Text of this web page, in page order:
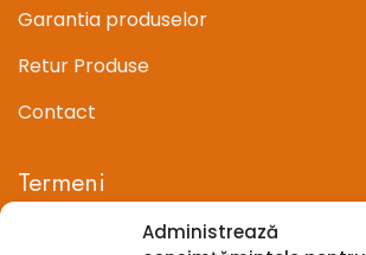
Administrează
Garantia produselor
Retur Produse
Contact
Termeni